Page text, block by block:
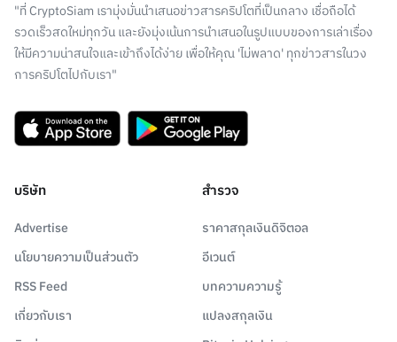
"ที่ CryptoSiam เรามุ่งมั่นนำเสนอข่าวสารคริปโตที่เป็นกลาง เชื่อถือได้
รวดเร็วสดใหม่ทุกวัน และยังมุ่งเน้นการนำเสนอในรูปแบบของการเล่าเรื่อง
ให้มีความน่าสนใจและเข้าถึงได้ง่าย เพื่อให้คุณ 'ไม่พลาด' ทุกข่าวสารในวง
การคริปโตไปกับเรา"
บริษัท
Advertise
นโยบายความเป็นส่วนตัว
RSS Feed
เกี่ยวกับเรา
สำรวจ
ราคาสกุลเงินดิจิตอล
อีเวนต์
บทความความรู้
แปลงสกุลเงิน